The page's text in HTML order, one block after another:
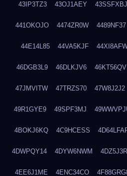
43IP3TZ3 43OJ1AEY 43SSFXBJ
441OKOJO 4474ZR0W 4489NF37
44E14L85 44VA5KJF
46DGB3L9 46DLKJV6 46KT56QV
47JMVITW 47TRZS70 47W8J2J2
49R1GYE9 49SPF3MJ
4BOKJ6KQ 4C9HCESS
4DWPQY14 4DYW6NWM
4EE6J1ME 4ENC34CO